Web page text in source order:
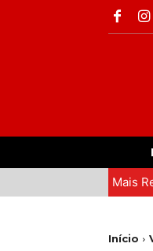
Mais
A CAMINHO DA FINAL
Início